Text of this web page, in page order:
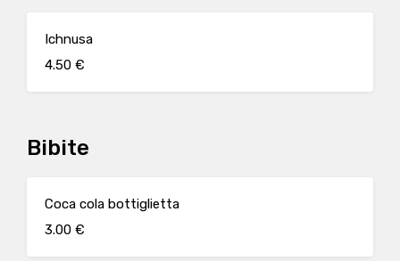
Ichnusa
4.50 €
Bibite
Coca cola bottiglietta
3.00 €